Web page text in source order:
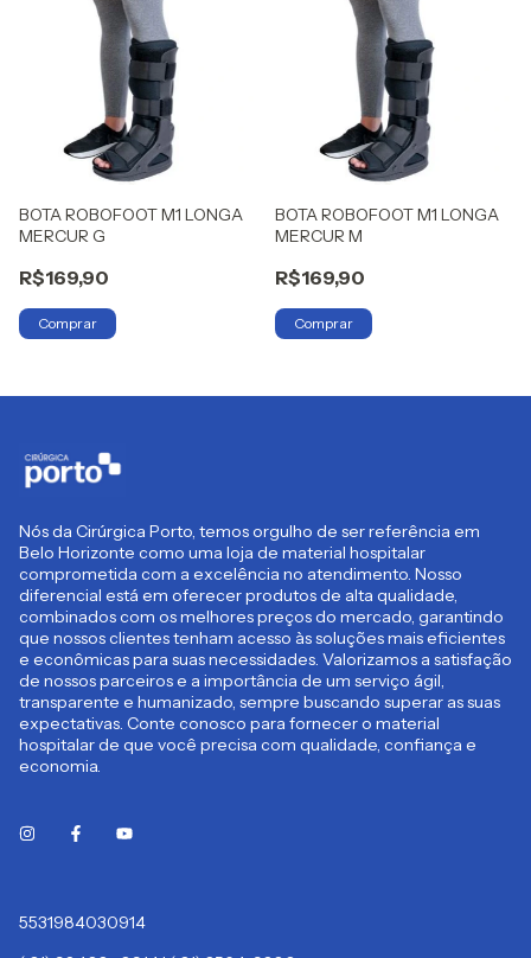
BOTA ROBOFOOT M1 LONGA
MERCUR G
R$169,90
BOTA ROBOFOOT M1 LONGA
MERCUR M
R$169,90
Nós da Cirúrgica Porto, temos orgulho de ser referência em
Belo Horizonte como uma loja de material hospitalar
comprometida com a excelência no atendimento. Nosso
diferencial está em oferecer produtos de alta qualidade,
combinados com os melhores preços do mercado, garantindo
que nossos clientes tenham acesso às soluções mais eficientes
e econômicas para suas necessidades. Valorizamos a satisfação
de nossos parceiros e a importância de um serviço ágil,
transparente e humanizado, sempre buscando superar as suas
expectativas. Conte conosco para fornecer o material
hospitalar de que você precisa com qualidade, confiança e
economia.
5531984030914